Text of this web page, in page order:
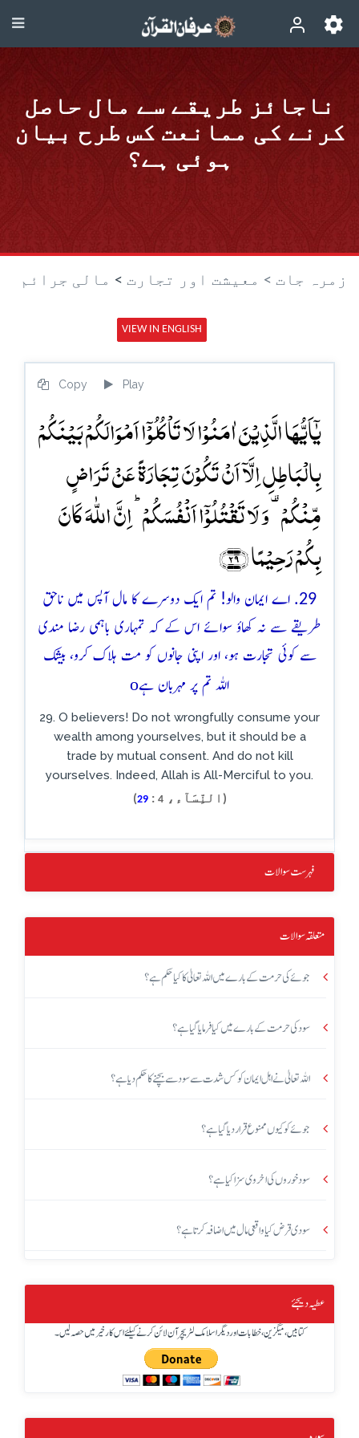
ناجائز طریقے سے مال حاصل
کرنے کی ممانعت کس طرح بیان
ہوئی ہے؟
زمرہ جات > معیشت اور تجارت > مالی جرائم
VIEW IN ENGLISH
Play
Copy
یٰۤاَیُّہَا الَّذِیۡنَ اٰمَنُوۡا لَا تَاۡکُلُوۡۤا اَمۡوَالَکُمۡ بَیۡنَکُمۡ
بِالۡبَاطِلِ اِلَّاۤ اَنۡ تَکُوۡنَ تِجَارَۃً عَنۡ تَرَاضٍ
مِّنۡکُمۡ ۟ وَ لَا تَقۡتُلُوۡۤا اَنۡفُسَکُمۡ ؕ اِنَّ اللّٰہَ کَانَ
بِکُمۡ رَحِیۡمًا ﴿۲۹﴾
29. اے ایمان والو! تم ایک دوسرے کا مال آپس میں ناحق
طریقے سے نہ کھاؤ سوائے اس کے کہ تمہاری باہمی رضا مندی
سے کوئی تجارت ہو، اور اپنی جانوں کو مت ہلاک کرو، بیشک
اللہ تم پر مہربان ہےo
29. O believers! Do not wrongfully consume your
wealth among yourselves, but it should be a
trade by mutual consent. And do not kill
yourselves. Indeed, Allah is All-Merciful to you.
(النِّسَآء،4
:
29
)
فہرست سوالات
متعلقہ سوالات
جوئے کی حرمت کے بارے میں اللہ تعالیٰ کا کیا حکم ہے؟
سود کی حرمت کے بارے میں کیا فرمایا گیا ہے؟
اللہ تعالیٰ نے اہل ایمان کو کس شدت سے سود سے بچنے کا حکم دیا ہے؟
جوئے کو کیوں ممنوع قرار دیا گیا ہے؟
سود خوروں کی اخروی سزا کیا ہے؟
سودی قرض کیا واقعی مال میں اضافہ کرتا ہے؟
عطیہ دیجئے
کتابیں، میگزین، خطابات اور دیگر اسلامک لٹریچر آن لائن کرنے کیلئے اس کار خیر میں حصہ لیں۔